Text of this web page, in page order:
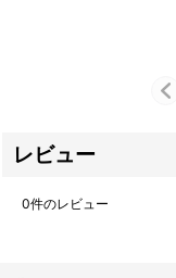
レビュー
0件のレビュー